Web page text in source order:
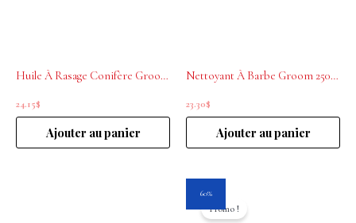
Huile À Rasage Conifère Groom 30 ml
24.15$
Ajouter au panier
Nettoyant À Barbe Groom 250 ml
23.30$
Ajouter au panier
60%
Promo !
initialactuel